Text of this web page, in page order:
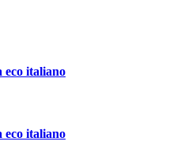
eco italiano
eco italiano